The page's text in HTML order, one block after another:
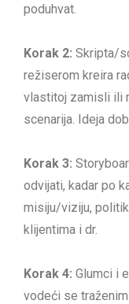
poduhvat.
Korak 2: Skripta/
režiserom kreira
vlastitoj zamisli ili
scenarija. Ideja
Korak 3:
odvijati, kadar po
misiju/viziju,
klijentima i dr.
Korak 4: Glumci i
vodeći se